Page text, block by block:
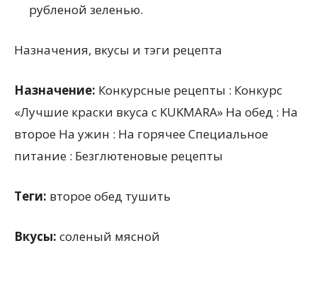
рубленой зеленью.
Назначения, вкусы и тэги рецепта
Назначение: Конкурсные рецепты : Конкурс
«Лучшие краски вкуса с KUKMARA» На обед : На
второе На ужин : На горячее Специальное
питание : Безглютеновые рецепты
Теги: второе обед тушить
Вкусы: соленый мясной